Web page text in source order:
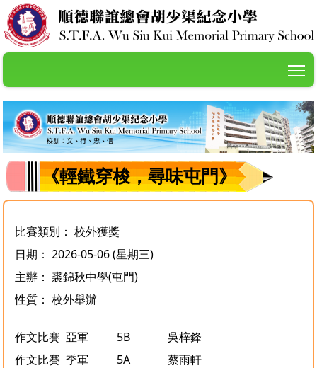
《輕鐵穿梭，尋味屯門》
比賽類別： 校外獲獎
日期： 2026-05-06 (星期三)
主辦： 裘錦秋中學(屯門)
性質： 校外舉辦
作文比賽 亞軍 5B
吳梓鋒
作文比賽 季軍 5A
蔡雨軒